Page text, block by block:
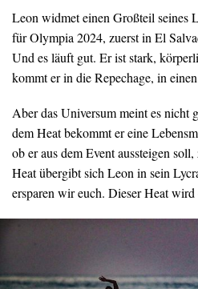
Leon widmet einen Großteil seines
für Olympia 2024, zuerst in El
Und es läuft gut. Er ist stark,
kommt er in die Repechage, in
Aber das Universum meint es nicht
dem Heat bekommt er eine
ob er aus dem Event aussteigen
Heat übergibt sich Leon in sein
ersparen wir euch. Dieser Heat wird